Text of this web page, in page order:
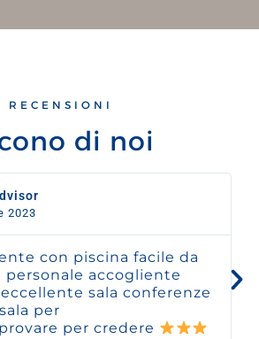
RECENSIONI
di noi
2023
con piscina facile da
personale accogliente
sala conferenze
per
per credere